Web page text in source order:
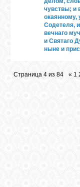
чувствы; и
окаянному,
Содетеля,
вечнаго
и Святаго
ныне и
Страница 4 из 84 « 1